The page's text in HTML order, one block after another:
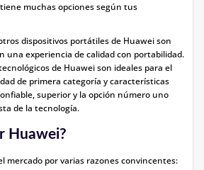
muchas opciones según tus
dispositivos portátiles de Huawei son
una experiencia de calidad con portabilidad.
de Huawei son ideales para el
de primera categoría y características
superior y la opción número uno
de la tecnología.
Huawei?
mercado por varias razones convincentes: